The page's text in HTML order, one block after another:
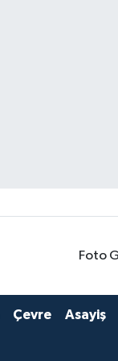
Foto
Çevre Asayiş